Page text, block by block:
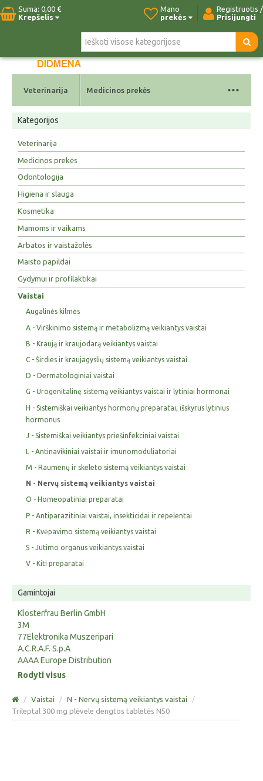
Suma: 0,00 €
Krepšelis
Registruotis /
Prisijungti
Mano
prekės
Pradžia Naujos prekės Kontaktai
Veterinarija Medicinos prekės ...
Kategorijos
Veterinarija
Medicinos prekės
Odontologija
Higiena ir slauga
Kosmetika
Mamoms ir vaikams
Arbatos ir vaistažolės
Maisto papildai
Gydymui ir profilaktikai
Vaistai
Augalinės kilmės
A - Virškinimo sistemą ir metabolizmą veikiantys vaistai
B - Kraują ir kraujodarą veikiantys vaistai
C - Širdies ir kraujagyslių sistemą veikiantys vaistai
D - Dermatologiniai vaistai
G - Urogenitalinę sistemą veikiantys vaistai ir lytiniai hormonai
H - Sistemiškai veikiantys hormonų preparatai, išskyrus lytinius
hormonus
J - Sistemiškai veikiantys priešinfekciniai vaistai
L - Antinavikiniai vaistai ir imunomoduliatoriai
M - Raumenų ir skeleto sistemą veikiantys vaistai
N - Nervų sistemą veikiantys vaistai
O - Homeopatiniai preparatai
P - Antiparazitiniai vaistai, insekticidai ir repelentai
R - Kvėpavimo sistemą veikiantys vaistai
S - Jutimo organus veikiantys vaistai
V - Kiti preparatai
Gamintojai
Klosterfrau Berlin GmbH
3M
77Elektronika Muszeripari
A.C.R.A.F. S.p.A
AAAA Europe Distribution
Rodyti visus
/ Vaistai / N - Nervų sistemą veikiantys vaistai
/
Trileptal 300 mg plėvele dengtos tabletės N50